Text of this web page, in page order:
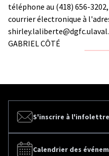
téléphone au (418) 656-
courrier électronique à
GABRIEL CÔTÉ
S'inscrire à l'infolettre
Calendrier des